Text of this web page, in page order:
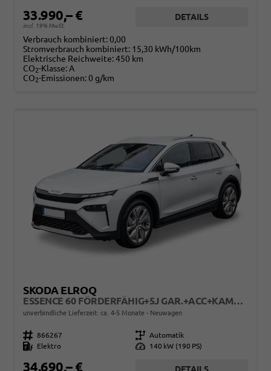
33.990,– €
incl. 19% MwSt.
DETAILS
Verbrauch kombiniert:0,00
Stromverbrauch kombiniert: 15,30 kWh/100km
Elektrische Reichweite:450 km
CO2-Klasse:A
CO2-Emissionen:0 g/km
SKODA ELROQ
ESSENCE 60 FÖRDERFÄHIG+5J GAR.+ACC+KAMERA+19" ALU+SMARTLINK+KLIMA+LED
unverbindliche Lieferzeit: ca. 4-5 Monate Neuwagen
Fahrzeugnr. 866267 Getriebe Automatik
Kraftstoff
Elektro Leistung 140 kW (190 PS)
34.690,– €